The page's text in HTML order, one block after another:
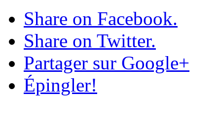
Share on Facebook.
Share on Twitter.
Partager sur Google+
Épingler!